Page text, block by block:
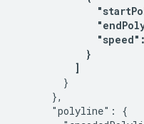
            }
          ]
        }
      },
      "polyline": {